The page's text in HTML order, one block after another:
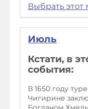
Выбрать этот
Июль
Кстати, в
события:
В 1650 году
Чигирине